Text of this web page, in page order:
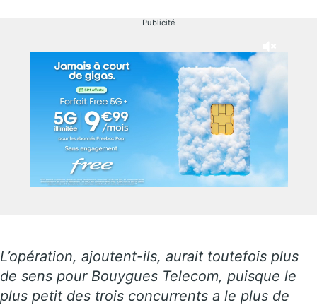
Publicité
L’opération, ajoutent-ils, aurait toutefois plus
de sens pour Bouygues Telecom, puisque le
plus petit des trois concurrents a le plus de